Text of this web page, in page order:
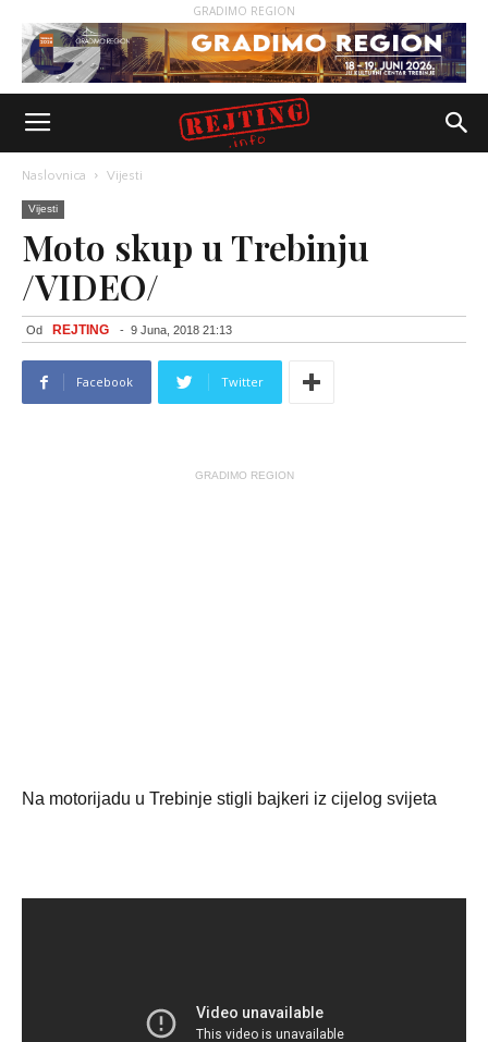
GRADIMO REGION
Naslovnica Vijesti
Vijesti
Moto skup u Trebinju
/VIDEO/
Od REJTING - 9 Juna, 2018 21:13
Facebook Twitter
GRADIMO REGION
Na motorijadu u Trebinje stigli bajkeri iz cijelog svijeta